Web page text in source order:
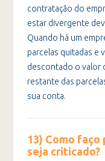
contratação do
estar divergente
Quando há um
parcelas quitadas e
descontado o valor
restante das
sua conta.
13) Como
seja criticado?